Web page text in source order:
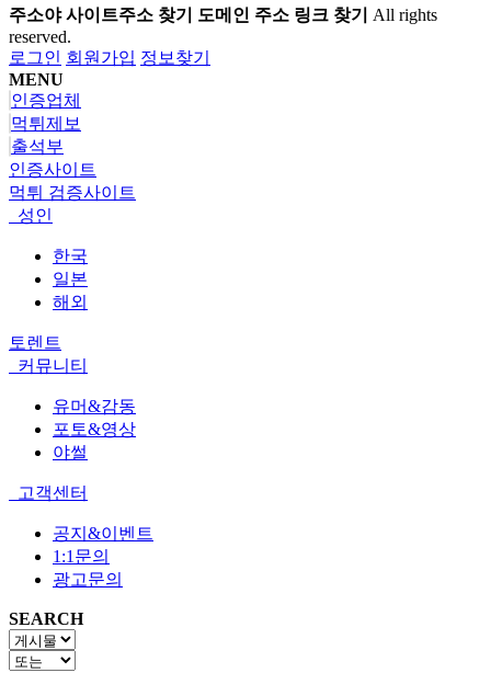
주소야 사이트주소 찾기 도메인 주소 링크 찾기 All rights
reserved.
로그인 회원가입 정보찾기
MENU
인증업체
먹튀제보
출석부
인증사이트
먹튀 검증사이트
성인
한국
일본
해외
토렌트
커뮤니티
유머&감동
포토&영상
야썰
고객센터
공지&이벤트
1:1문의
광고문의
SEARCH